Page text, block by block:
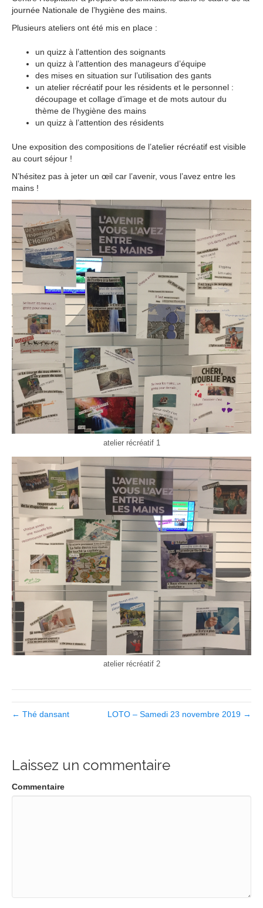
journée Nationale de l’hygiène des mains.
Plusieurs ateliers ont été mis en place :
un quizz à l’attention des soignants
un quizz à l’attention des manageurs d’équipe
des mises en situation sur l’utilisation des gants
un atelier récréatif pour les résidents et le personnel :
découpage et collage d’image et de mots autour du
thème de l’hygiène des mains
un quizz à l’attention des résidents
Une exposition des compositions de l’atelier récréatif est visible
au court séjour !
N’hésitez pas à jeter un œil car l’avenir, vous l’avez entre les
mains !
atelier récréatif 1
atelier récréatif 2
← Thé dansant LOTO – Samedi 23 novembre 2019 →
Laissez un commentaire
Commentaire